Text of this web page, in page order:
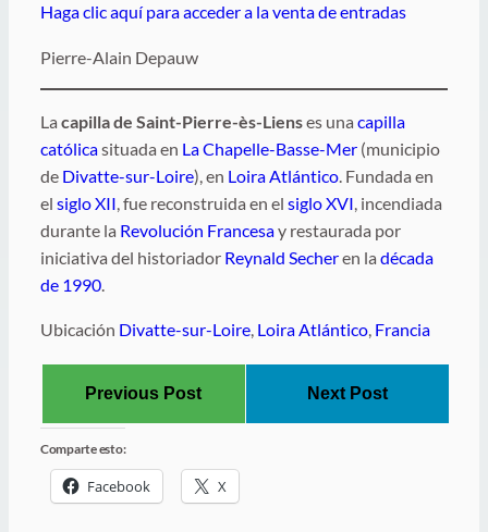
Haga clic aquí para acceder a la venta de entradas
Pierre-Alain Depauw
La capilla de Saint-Pierre-ès-Lienses una capilla
católicasituada en La Chapelle-Basse-Mer(municipio
de Divatte-sur-Loire), en Loira Atlántico. Fundada en
el siglo XII, fue reconstruida en el siglo XVI, incendiada
durante la Revolución Francesay restaurada por
iniciativa del historiador Reynald Secheren la década
de 1990.
Ubicación Divatte-sur-Loire, Loira Atlántico, Francia
Previous Post Next Post
Comparte esto:
Facebook X